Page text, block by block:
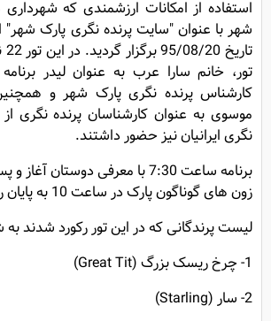
شهر با عنوان "سایت پرنده نگری پارک
تور، خانم سارا عرب به عنوان لیدر
کارشناس پرنده نگری پارک شهر و
موسوی به عنوان کارشناسان پرنده نگری
نگری ایرانیان نیز حضور داشتند.
برنامه ساعت 7:30 با معرفی
زون های گوناگون پارک در ساعت 10 به پایان رسید.
لیست پرندگانی که در این تور رکورد شدند
1- چرخ ریسک بزرگ (Great Tit)
2- سار (Starling)